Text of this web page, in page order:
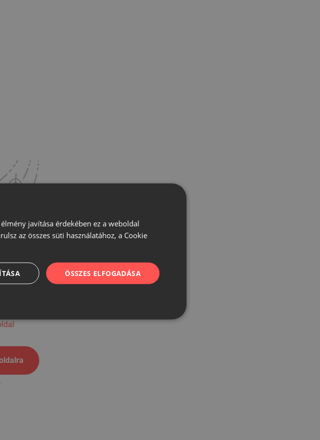
javítása érdekében ez a weboldal
az összes süti használatához, a Cookie
ÖSSZES ELFOGADÁSA